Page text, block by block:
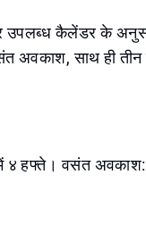
उपलब्ध कैलेंडर के
अवकाश, साथ ही तीन
४ हफ्ते। वसंत